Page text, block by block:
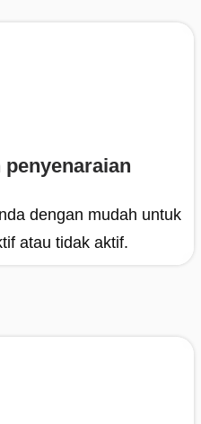
dengan mudah untuk
atau tidak aktif.